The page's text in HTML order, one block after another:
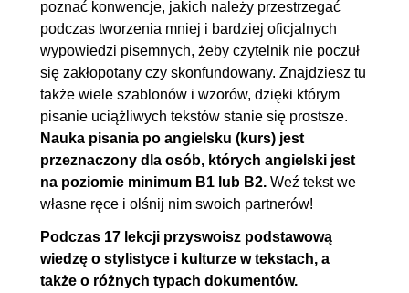
poznać konwencje, jakich należy przestrzegać
podczas tworzenia mniej i bardziej oficjalnych
wypowiedzi pisemnych, żeby czytelnik nie poczuł
się zakłopotany czy skonfundowany. Znajdziesz tu
także wiele szablonów i wzorów, dzięki którym
pisanie uciążliwych tekstów stanie się prostsze.
Nauka pisania po angielsku (kurs) jest
przeznaczony dla osób, których angielski jest
na poziomie minimum B1 lub B2. Weź tekst we
własne ręce i olśnij nim swoich partnerów!
Podczas 17 lekcji przyswoisz podstawową
wiedzę o stylistyce i kulturze w tekstach, a
także o różnych typach dokumentów.